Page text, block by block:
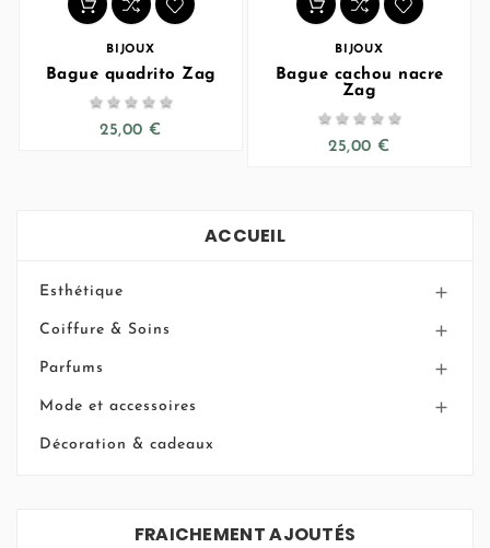
BIJOUX
Bague quadrito Zag
    
25,00 €
BIJOUX
Bague cachou nacre
Zag
    
25,00 €
ACCUEIL
Esthétique 
Coiffure & Soins 
Parfums 
Mode et accessoires 
Décoration & cadeaux
FRAICHEMENT AJOUTÉS